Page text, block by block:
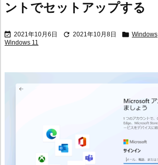
ントでセットアップする
 2021年10月6日  2021年10月8日  Windows
Windows 11